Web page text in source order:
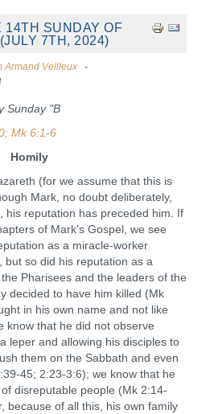
14TH SUNDAY OF
7TH, 2024)
Armand Veilleux
Sunday "B
Mk 6:1-6
Homily
(for we assume that this is
Mark, no doubt deliberately,
his reputation has preceded him. If
of Mark's Gospel, we see
as a miracle-worker
but so did his reputation as a
Pharisees and the leaders of the
decided to have him killed (Mk
in his own name and not like
know that he did not observe
leper and allowing his disciples to
them on the Sabbath and even
45; 2:23-3:6); we know that he
disreputable people (Mk 2:14-
because of all this, his own family